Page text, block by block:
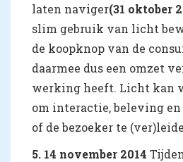
laten naviger(31 oktober
slim gebruik van licht
de koopknop van de
daarmee dus een omzet
werking heeft. Licht kan
om interactie, beleving en
of de bezoeker te
5. 14 november 2014